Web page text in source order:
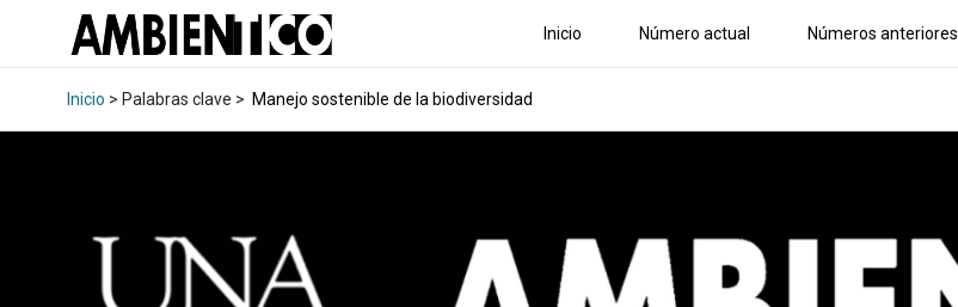
Inicio Número actual Números anteriores
Inicio > Palabras clave > Manejo sostenible de la biodiversidad